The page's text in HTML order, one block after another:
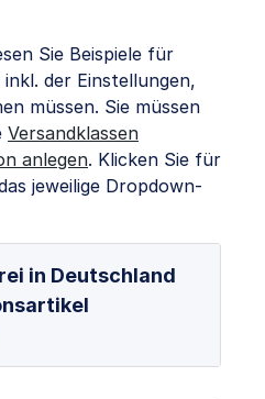
Sie Beispiele für
der Einstellungen,
müssen. Sie müssen
Versandklassen
anlegen. Klicken Sie für
jeweilige Dropdown-
in Deutschland